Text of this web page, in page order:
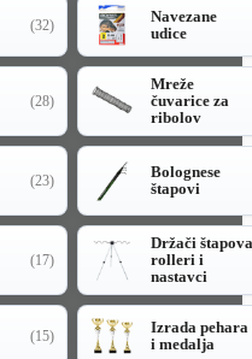
(32)
Navezane
udice
(28)
Mreže
čuvarice za
ribolov
(23)
Bolognese
štapovi
(17)
Držači štapova
rolleri i
nastavci
(15)
Izrada pehara
i medalja